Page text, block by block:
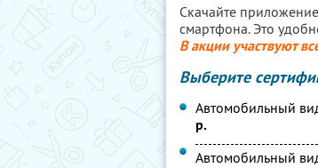
Скачайте
смартфона. Это
В акции участвуют
Выберите
Автомобильный
р.
Автомобильный